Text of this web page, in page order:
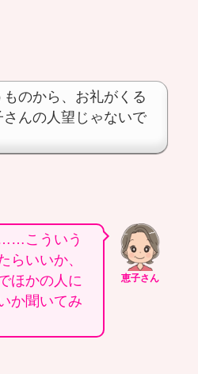
ものから、お礼がくる
さんの人望じゃないで
恵子さん
こういう
らいいか、
ほかの人に
か聞いてみ